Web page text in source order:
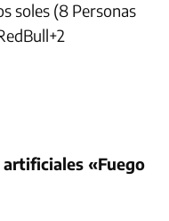
soles (8 Personas
«Fuego